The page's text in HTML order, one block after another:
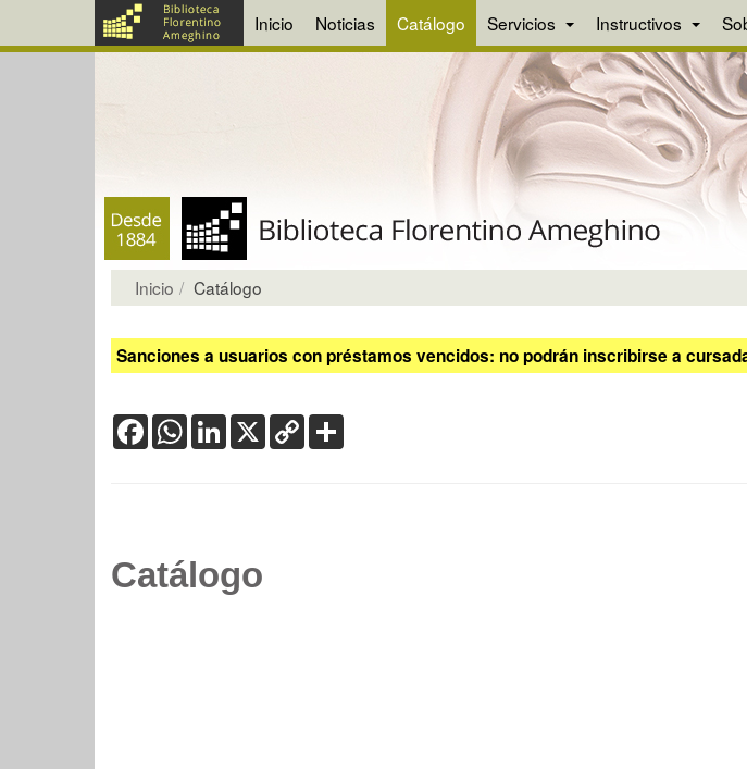
Inicio Noticias Catálogo Servicios Instructivos
Inicio Catálogo
Sanciones a usuarios con préstamos vencidos: no podrán inscribirse a
FacebookWhatsApp
LinkedIn
X Copy
Link
Catálogo